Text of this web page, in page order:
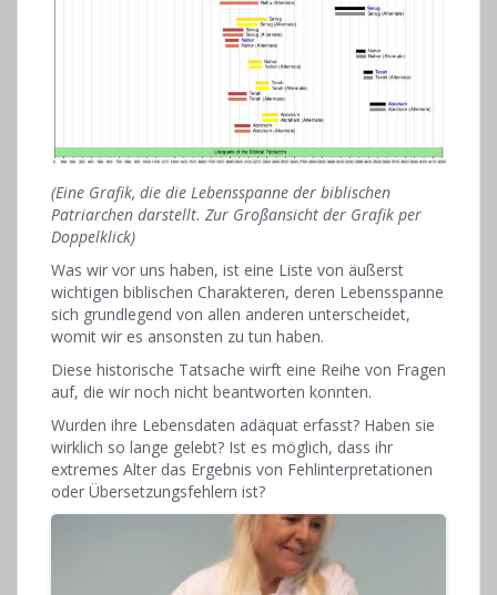
(Eine Grafik, die die Lebensspanne der biblischen
Patriarchen darstellt. Zur Großansicht der Grafik per
Doppelklick)
Was wir vor uns haben, ist eine Liste von äußerst
wichtigen biblischen Charakteren, deren Lebensspanne
sich grundlegend von allen anderen unterscheidet,
womit wir es ansonsten zu tun haben.
Diese historische Tatsache wirft eine Reihe von Fragen
auf, die wir noch nicht beantworten konnten.
Wurden ihre Lebensdaten adäquat erfasst? Haben sie
wirklich so lange gelebt? Ist es möglich, dass ihr
extremes Alter das Ergebnis von Fehlinterpretationen
oder Übersetzungsfehlern ist?